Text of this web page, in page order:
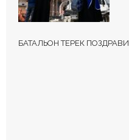
БАТАЛЬОН ТЕРЕК